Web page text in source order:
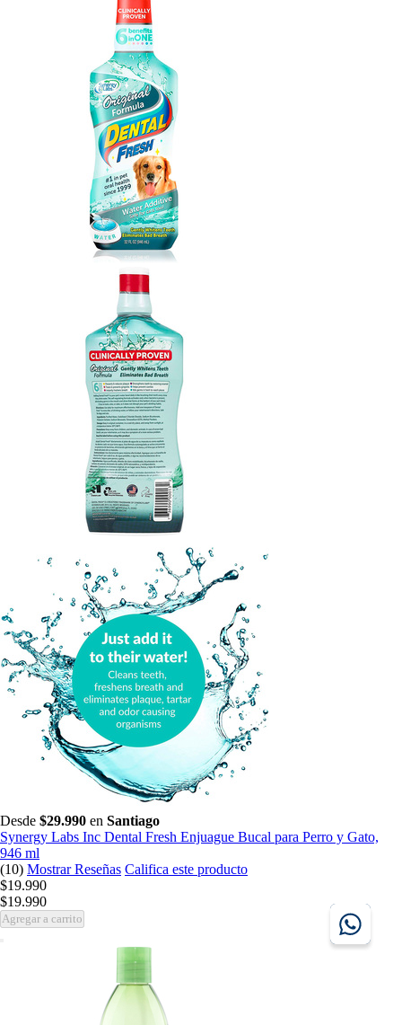
Desde $29.990 en Santiago
Synergy Labs Inc Dental Fresh Enjuague Bucal para Perro y Gato,
946 ml
(10) Mostrar Reseñas Califica este producto
$19.990
$19.990
Agregar a carrito